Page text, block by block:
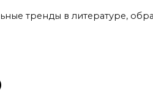
тренды в литературе,